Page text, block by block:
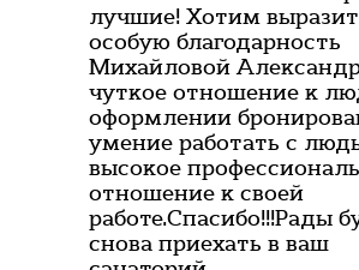
лучшие! Хотим
особую благодарность
Михайловой
чуткое отношение к
оформлении
умение работать с
высокое
отношение к своей
работе.Спасибо!!!Рады
снова приехать в ваш